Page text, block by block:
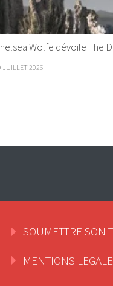
Wolfe dévoile The
JUILLET 2026
SOUMETTRE SON
MENTIONS